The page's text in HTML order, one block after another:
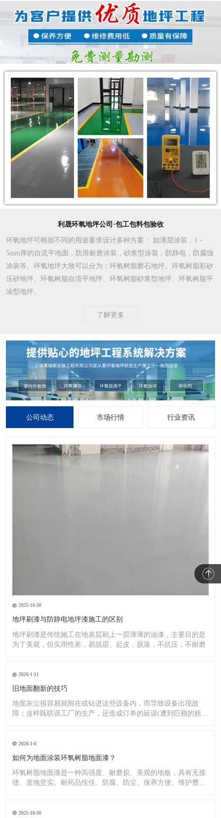
利晟环氧地坪公司·包工包料包验收
环氧地坪可根据不同的用途要求设计多种方案 ： 如薄层涂装，1－
5mm厚的自流平地面，防滑耐磨涂装，砂浆型涂装，防静电，防腐蚀
涂装等。环氧地坪大致可以分为：环氧树脂磨石地坪、环氧树脂彩砂
压砂地坪、环氧树脂自流平地坪、环氧树脂砂浆型地坪、环氧树脂平
涂型地坪。
了解更多
公司动态 市场行情 行业资讯
2025-10-30
地坪刷漆与防静电地坪漆施工的区别
地坪刷漆是传统施工在地表层刷上一层薄薄的油漆，主要目的是
为了美观，但实用性差，易脱层、起皮，脱落，不抗压，不耐磨
2026-1-11
旧地面翻新的技巧
地面灰尘很容易就附在或钻进这些设备内，而导致设备出现故
障；这样既联误工厂的生产，还造成订单的延误(遭到巨额的赔
2026-1-6
如何为地面涂装环氧树脂地面漆？
环氧树脂地面漆是一种高强度、耐磨损、美观的地板，具有无接
缝、质地坚实、耐药品性佳、防腐、防尘、保养方便、维护费用
2025-10-30